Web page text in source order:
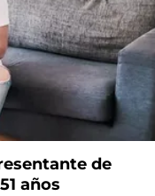
de
años